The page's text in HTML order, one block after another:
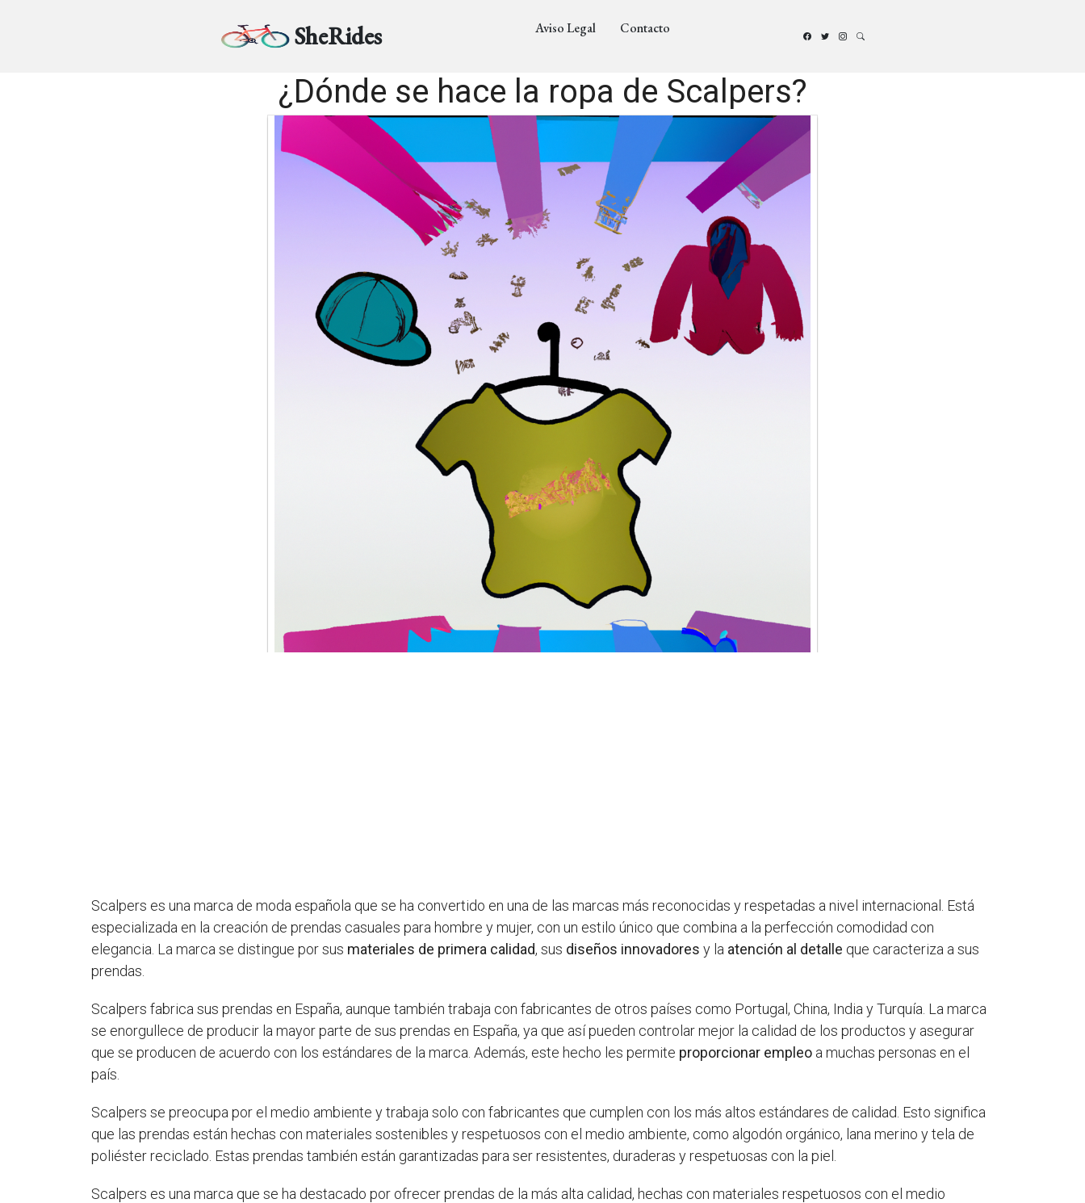
SheRides Aviso Legal Contacto
¿Dónde se hace la ropa de Scalpers?
Scalpers es una marca de moda española que se ha convertido en una de las marcas más reconocidas y respetadas a nivel internacional. Está
especializada en la creación de prendas casuales para hombre y mujer, con un estilo único que combina a la perfección comodidad con
elegancia. La marca se distingue por sus materiales de primera calidad, sus diseños innovadores y la atención al detalle que caracteriza a sus
prendas.
Scalpers fabrica sus prendas en España, aunque también trabaja con fabricantes de otros países como Portugal, China, India y Turquía. La marca
se enorgullece de producir la mayor parte de sus prendas en España, ya que así pueden controlar mejor la calidad de los productos y asegurar
que se producen de acuerdo con los estándares de la marca. Además, este hecho les permite proporcionar empleo a muchas personas en el
país.
Scalpers se preocupa por el medio ambiente y trabaja solo con fabricantes que cumplen con los más altos estándares de calidad. Esto significa
que las prendas están hechas con materiales sostenibles y respetuosos con el medio ambiente, como algodón orgánico, lana merino y tela de
poliéster reciclado. Estas prendas también están garantizadas para ser resistentes, duraderas y respetuosas con la piel.
Scalpers es una marca que se ha destacado por ofrecer prendas de la más alta calidad, hechas con materiales respetuosos con el medio